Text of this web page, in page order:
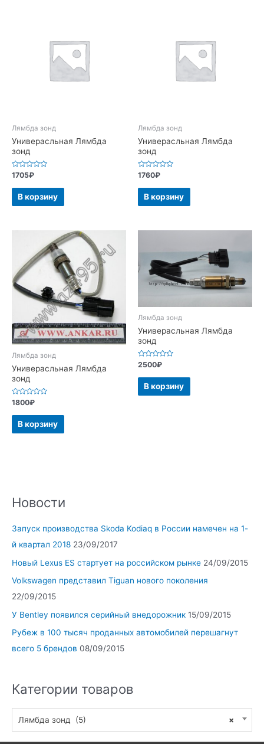
Новости
Запуск производства Skoda Kodiaq в России намечен на 1-
й квартал 2018 23/09/2017
Новый Lexus ES стартует на российском рынке 24/09/2015
Volkswagen представил Tiguan нового поколения
22/09/2015
У Bentley появился серийный внедорожник 15/09/2015
Рубеж в 100 тысяч проданных автомобилей перешагнут
всего 5 брендов 08/09/2015
Категории товаров
×
Лямбда зонд (5)
Лямбда зонд
Универасльная Лямбда
зонд
Оценка
из
1705₽
В корзину
Лямбда зонд
Универасльная Лямбда
зонд
Оценка
из
1760₽
В корзину
Лямбда зонд
Универасльная Лямбда
зонд
Оценка
из
1800₽
В корзину
Лямбда зонд
Универасльная Лямбда
зонд
Оценка
из
2500₽
В корзину